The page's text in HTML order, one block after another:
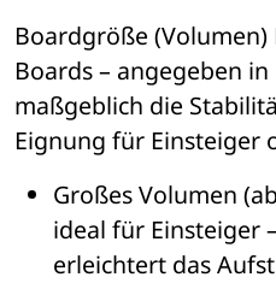
Boardgröße (Volumen)
Boards – angegeben in
maßgeblich die Stabilitä
Eignung für Einsteiger
Großes Volumen
ideal für Einsteiger –
erleichtert das